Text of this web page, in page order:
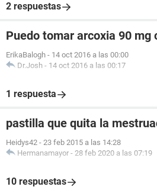
2 respuestas
Puedo tomar arcoxia 90 mg
ErikaBalogh - 14 oct 2016 a las 00:00
Dr.Josh - 14 oct 2016 a las 00:17
1 respuesta
pastilla que quita la
Heidys42 - 23 feb 2015 a las 14:28
Hermanamayor - 28 feb 2020 a las 07:19
10 respuestas